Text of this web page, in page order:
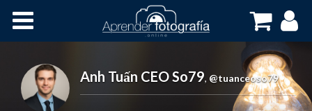
Cursos OnLine
Anh Tuấn CEO So79, @tuanceoso79